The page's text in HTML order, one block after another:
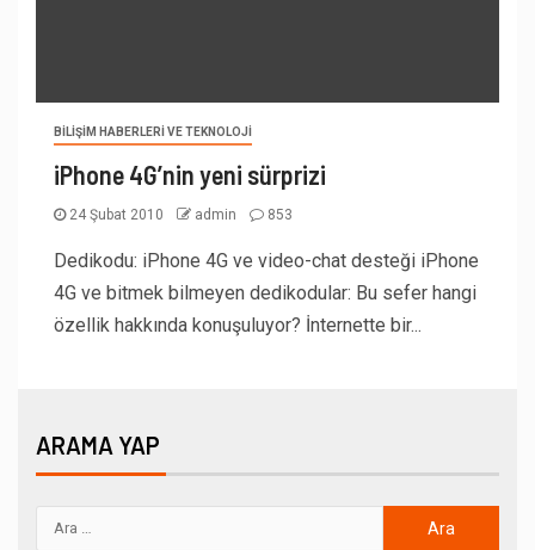
BILIŞIM HABERLERI VE TEKNOLOJI
iPhone 4G’nin yeni sürprizi
24 Şubat 2010 admin 853
Dedikodu: iPhone 4G ve video-chat desteği iPhone
4G ve bitmek bilmeyen dedikodular: Bu sefer hangi
özellik hakkında konuşuluyor? İnternette bir...
ARAMA YAP